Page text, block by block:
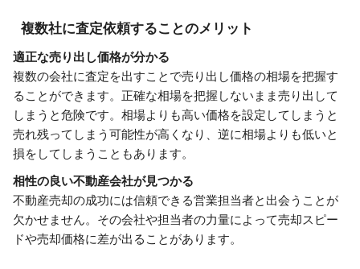
複数社に査定依頼することのメリット
適正な売り出し価格が分かる
複数の会社に査定を出すことで売り出し価格の相場を把握す
ることができます。正確な相場を把握しないまま売り出して
しまうと危険です。相場よりも高い価格を設定してしまうと
売れ残ってしまう可能性が高くなり、逆に相場よりも低いと
損をしてしまうこともあります。
相性の良い不動産会社が見つかる
不動産売却の成功には信頼できる営業担当者と出会うことが
欠かせません。その会社や担当者の力量によって売却スピー
ドや売却価格に差が出ることがあります。